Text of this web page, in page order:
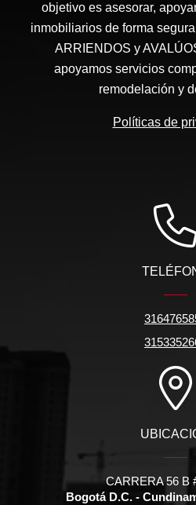
objetivo es asesorar,
inmobiliarios de forma
ARRIENDOS y
apoyamos servicios
remodelación y
Políticas de
CARRERA 56 B
Bogotá D.C. -